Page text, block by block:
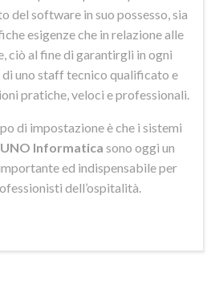
del software in suo possesso, sia
esigenze che in relazione alle
ciò al fine di garantirgli in ogni
uno staff tecnico qualificato e
pratiche, veloci e professionali.
di impostazione è che i sistemi
Informatica sono oggi un
ed indispensabile per
dell’ospitalità.